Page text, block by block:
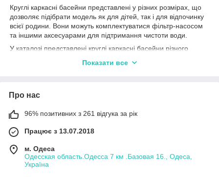
Круглі каркасні басейни представлені у різних розмірах, що
дозволяє підібрати модель як для дітей, так і для відпочинку
всієї родини. Вони можуть комплектуватися фільтр-насосом
та іншими аксесуарами для підтримання чистоти води.
У каталозі представлені круглі каркасні басейни різного
відпочинку у спекотні літні дні.
Показати все
Про нас
96% позитивних з 261 відгука за рік
Працює з 13.07.2018
м. Одеса
Одесская область.Одесса 7 км .Базовая 16., Одеса,
Україна